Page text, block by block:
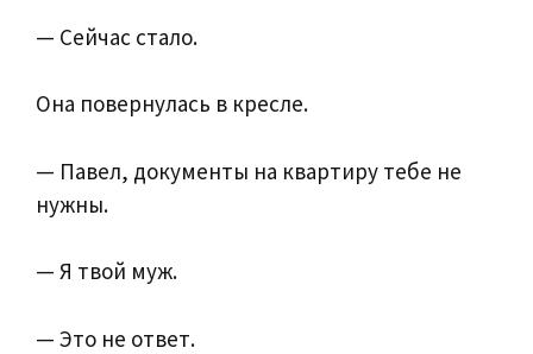
— Сейчас стало.
Она повернулась в кресле.
— Павел, документы на квартиру тебе не
нужны.
— Я твой муж.
— Это не ответ.